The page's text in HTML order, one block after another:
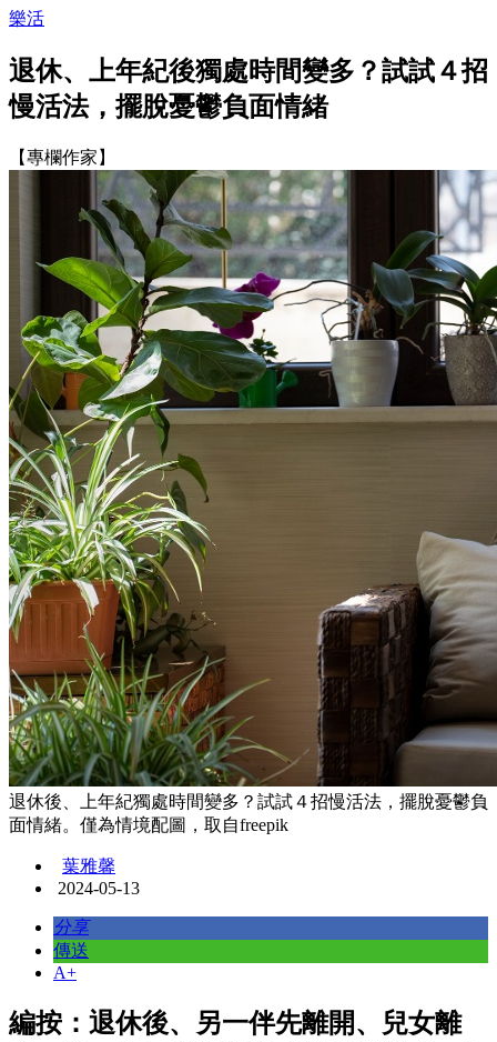
樂活
退休、上年紀後獨處時間變多？試試４招
慢活法，擺脫憂鬱負面情緒
【專欄作家】
退休後、上年紀獨處時間變多？試試４招慢活法，擺脫憂鬱負
面情緒。僅為情境配圖，取自freepik
葉雅馨
2024-05-13
分享
傳送
A+
編按：退休後、另一伴先離開、兒女離